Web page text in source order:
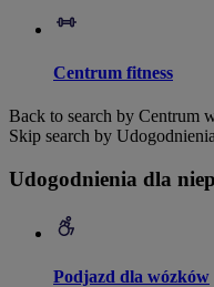
Centrum fitness
Back to search by Centrum
Skip search by
Udogodnienia dla
Podjazd dla wózków